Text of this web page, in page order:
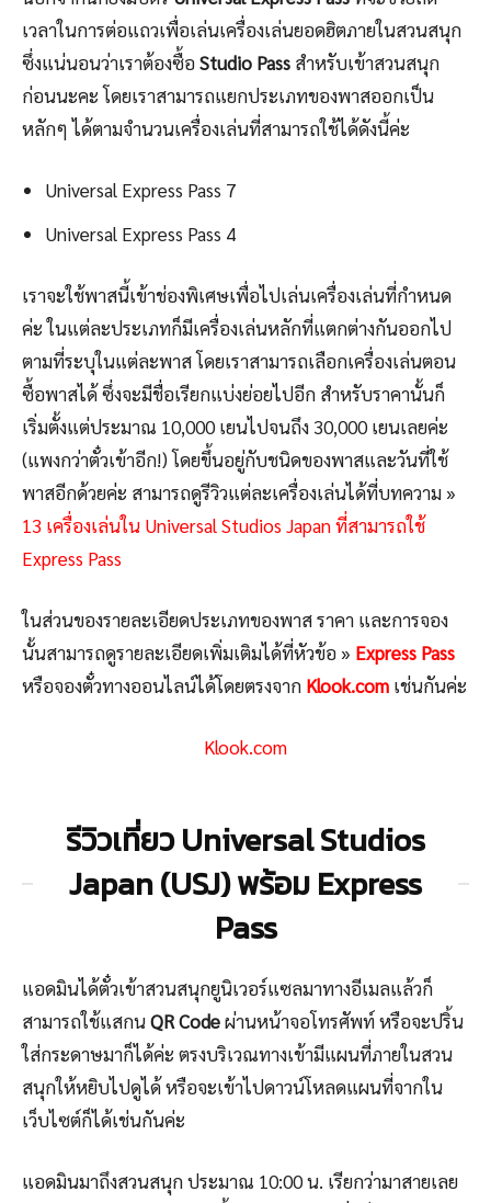
เวลาในการต่อแถวเพื่อเล่นเครื่องเล่นยอดฮิตภายในสวนสนุก
ซึ่งแน่นอนว่าเราต้องซื้อStudio Pass สำหรับเข้าสวนสนุก
ก่อนนะคะ โดยเราสามารถแยกประเภทของพาสออกเป็น
หลักๆ ได้ตามจำนวนเครื่องเล่นที่สามารถใช้ได้ดังนี้ค่ะ
Universal Express Pass 7
Universal Express Pass 4
เราจะใช้พาสนี้เข้าช่องพิเศษเพื่อไปเล่นเครื่องเล่นที่กำหนด
ค่ะ ในแต่ละประเภทก็มีเครื่องเล่นหลักที่แตกต่างกันออกไป
ตามที่ระบุในแต่ละพาส โดยเราสามารถเลือกเครื่องเล่นตอน
ซื้อพาสได้ ซึ่งจะมีชื่อเรียกแบ่งย่อยไปอีก สำหรับราคานั้นก็
เริ่มตั้งแต่ประมาณ 10,000 เยนไปจนถึง 30,000 เยนเลยค่ะ
(แพงกว่าตั๋วเข้าอีก!) โดยขึ้นอยู่กับชนิดของพาสและวันที่ใช้
พาสอีกด้วยค่ะ สามารถดูรีวิวแต่ละเครื่องเล่นได้ที่บทความ »
13 เครื่องเล่นใน Universal Studios Japan ที่สามารถใช้
Express Pass
ในส่วนของรายละเอียดประเภทของพาส ราคา และการจอง
นั้นสามารถดูรายละเอียดเพิ่มเติมได้ที่หัวข้อ » Express Pass
หรือจองตั๋วทางออนไลน์ได้โดยตรงจาก Klook.com เช่นกันค่ะ
Klook.com
รีวิวเที่ยว Universal Studios
Japan (USJ) พร้อม Express
Pass
แอดมินได้ตั๋วเข้าสวนสนุกยูนิเวอร์แซลมาทางอีเมลแล้วก็
สามารถใช้แสกนQR Codeผ่านหน้าจอโทรศัพท์ หรือจะปริ้น
ใส่กระดาษมาก็ได้ค่ะ ตรงบริเวณทางเข้ามีแผนที่ภายในสวน
สนุกให้หยิบไปดูได้ หรือจะเข้าไปดาวน์โหลดแผนที่จากใน
เว็บไซต์ก็ได้เช่นกันค่ะ
แอดมินมาถึงสวนสนุก ประมาณ 10:00 น. เรียกว่ามาสายเลย